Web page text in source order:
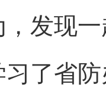
发现
了省